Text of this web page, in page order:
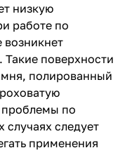
низкую
работе по
поверхности
полированный
проблемы по
случаях следует
применения